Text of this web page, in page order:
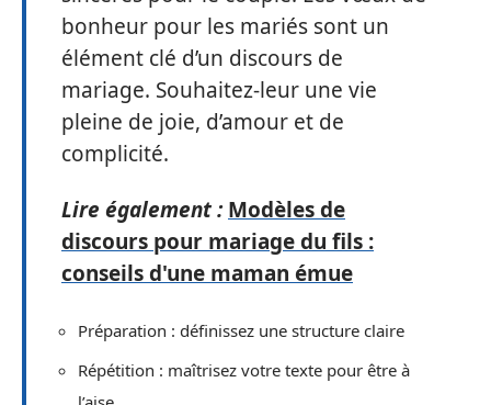
bonheur pour les mariés sont un
élément clé d’un discours de
mariage. Souhaitez-leur une vie
pleine de joie, d’amour et de
complicité.
Lire également : Modèles de
discours pour mariage du fils :
conseils d'une maman émue
Préparation : définissez une structure claire
Répétition : maîtrisez votre texte pour être à